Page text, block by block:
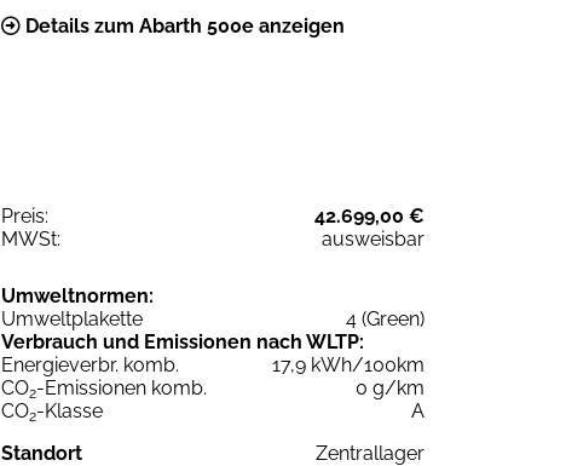
Details zum Abarth 500e anzeigen
Preis:
42.699,00 €
MWSt:
ausweisbar
Umweltnormen:
Umweltplakette
4 (Green)
Verbrauch und Emissionen nach WLTP:
Energieverbr. komb.
17,9 kWh/100km
CO2-Emissionen komb.
0 g/km
CO2-Klasse
A
Standort
Zentrallager